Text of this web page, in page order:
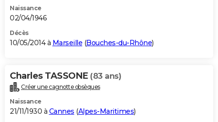
Naissance
02/04/1946
Décès
10/05/2014 à Marseille (Bouches-du-Rhône)
Charles TASSONE (83 ans)
Créer une cagnotte obsèques
Naissance
21/11/1930 à Cannes (Alpes-Maritimes)